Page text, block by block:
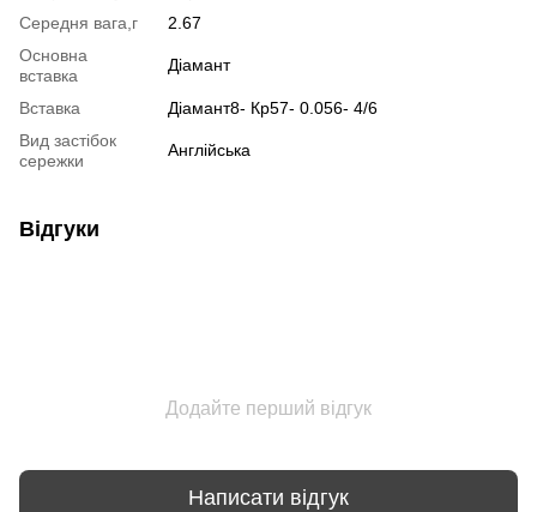
Середня вага,г
2.67
Основна
вставка
Діамант
Вставка
Діамант8- Кр57- 0.056- 4/6
Вид застібок
сережки
Англійська
Відгуки
Додайте перший відгук
Написати відгук